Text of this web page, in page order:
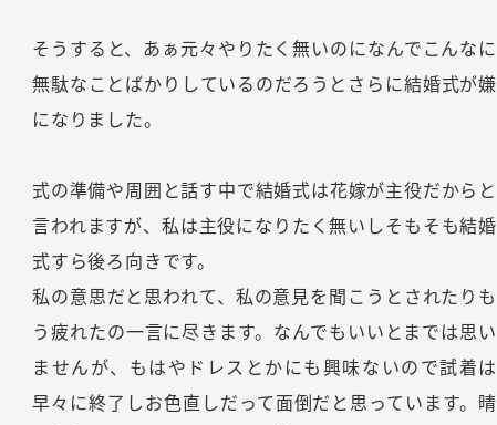
そうすると、あぁ元々やりたく無いのになんでこんなに
無駄なことばかりしているのだろうとさらに結婚式が嫌
になりました。
式の準備や周囲と話す中で結婚式は花嫁が主役だからと
言われますが、私は主役になりたく無いしそもそも結婚
式すら後ろ向きです。
私の意思だと思われて、私の意見を聞こうとされたりも
う疲れたの一言に尽きます。なんでもいいとまでは思い
ませんが、もはやドレスとかにも興味ないので試着は
早々に終了しお色直しだって面倒だと思っています。晴